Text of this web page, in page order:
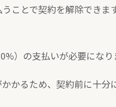
ことで契約を解除できま
）の支払いが必要になり
かるため、契約前に十分